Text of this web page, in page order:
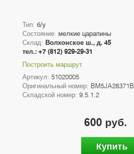
Тип: б/у
Состояние: мелкие царапины
Склад: Волхонское ш., д. 45
тел.: +7 (812) 929-29-31
Построить маршрут
Артикул: 51020005
Оригинальный номер: BM5JA28371B
Складской номер: 9.5.1.2
600 руб.
Купить